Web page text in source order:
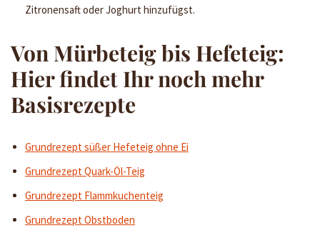
Zitronensaft oder Joghurt hinzufügst.
Von Mürbeteig bis Hefeteig:
Hier findet Ihr noch mehr
Basisrezepte
Grundrezept süßer Hefeteig ohne Ei
Grundrezept Quark-Öl-Teig
Grundrezept Flammkuchenteig
Grundrezept Obstboden